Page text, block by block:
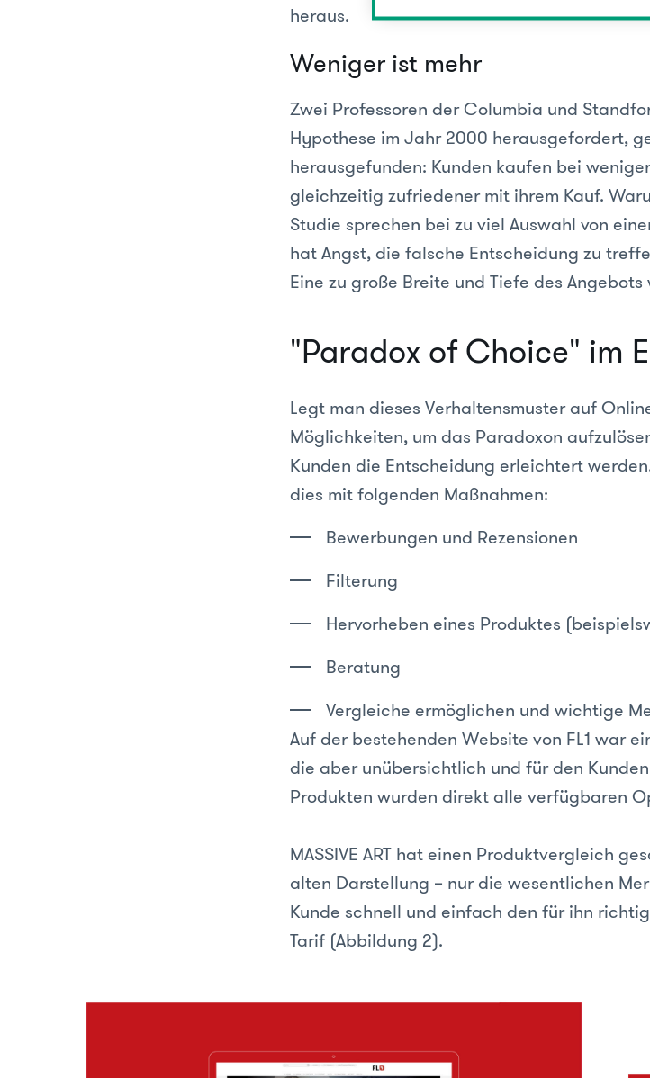
heraus.
Weniger ist mehr
Zwei Professoren der Columbia und
Hypothese im Jahr 2000 herausgefordert,
herausgefunden: Kunden kaufen bei
gleichzeitig zufriedener mit ihrem Kauf.
Studie sprechen bei zu viel Auswahl von
hat Angst, die falsche Entscheidung zu
Eine zu große Breite und Tiefe des
"Paradox of Choice" im
Legt man dieses Verhaltensmuster auf
Möglichkeiten, um das Paradoxon
Kunden die Entscheidung erleichtert
dies mit folgenden Maßnahmen:
Bewerbungen und Rezensionen
Filterung
Hervorheben eines Produktes
Beratung
Vergleiche ermöglichen und wichtige
Auf der bestehenden Website von FL1 war
die aber unübersichtlich und für den
Produkten wurden direkt alle verfügbaren
MASSIVE ART hat einen Produktvergleich
alten Darstellung – nur die wesentlichen
Kunde schnell und einfach den für ihn
Tarif (Abbildung 2).